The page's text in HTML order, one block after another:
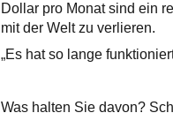
Dollar pro Monat sind ein
mit der Welt zu verlieren.
„Es hat so lange
Was halten Sie davon?